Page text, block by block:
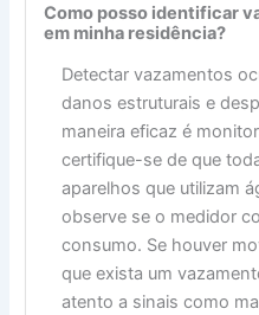
Como posso identificar
em minha residência?
Detectar vazamentos
danos estruturais e
maneira eficaz é
certifique-se de que
aparelhos que utilizam
observe se o medidor
consumo. Se houver
que exista um
atento a sinais como